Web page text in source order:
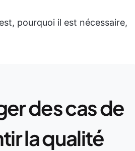
pourquoi il est nécessaire,
des cas de
la qualité